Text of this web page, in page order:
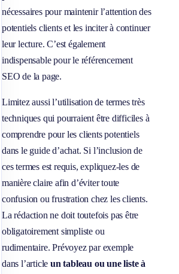
nécessaires pour maintenir l’attention des
potentiels clients et les inciter à continuer
leur lecture. C’est également
indispensable pour le référencement
SEO de la page.
Limitez aussi l’utilisation de termes très
techniques qui pourraient être difficiles à
comprendre pour les clients potentiels
dans le guide d’achat. Si l’inclusion de
ces termes est requis, expliquez-les de
manière claire afin d’éviter toute
confusion ou frustration chez les clients.
La rédaction ne doit toutefois pas être
obligatoirement simpliste ou
rudimentaire. Prévoyez par exemple
dans l’article un tableau ou une liste à